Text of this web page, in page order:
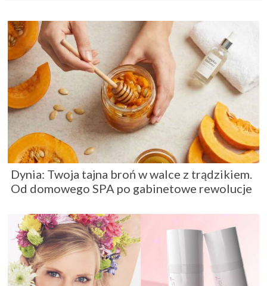
Dynia: Twoja tajna broń w walce z trądzikiem.
Od domowego SPA po gabinetowe rewolucje